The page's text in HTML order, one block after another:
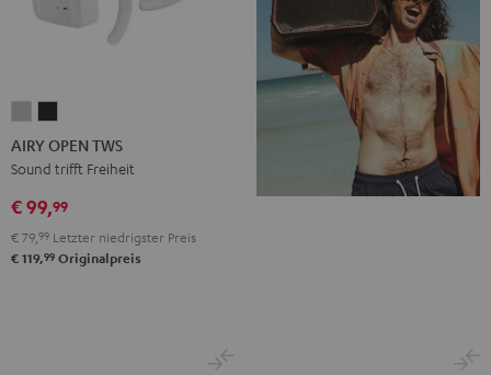
OPEN
TWS
Gray
OPEN
TWS
Black
AIRY OPEN TWS
Sound trifft Freiheit
€ 99,99
€ 79, 99 Letzter niedrigster Preis
€ 119,99 Originalpreis